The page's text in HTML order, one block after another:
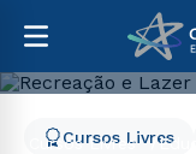
Cursos Livres
Cursos Livres